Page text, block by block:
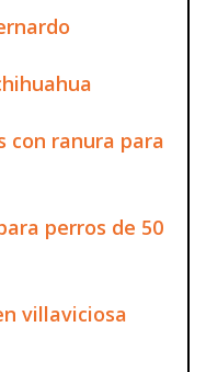
con ranura para
perros de 50
villaviciosa